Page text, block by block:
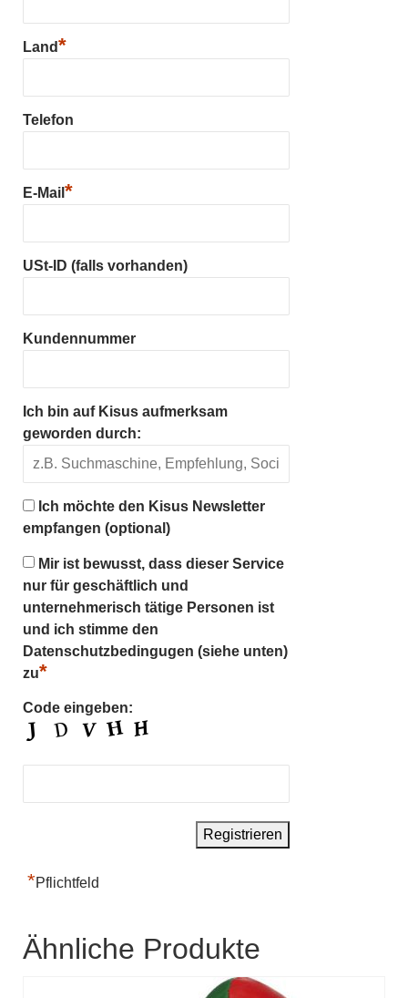
Land*
Telefon
E-Mail *
USt-ID (falls vorhanden)
Kundennummer
Ich bin auf Kisus aufmerksam
geworden durch:
Ich möchte den Kisus Newsletter
empfangen (optional)
Mir ist bewusst, dass dieser Service
nur für geschäftlich und
unternehmerisch tätige Personen ist
und ich stimme den
Datenschutzbedingugen (siehe unten)
zu*
Code eingeben:
*Pflichtfeld
Ähnliche Produkte